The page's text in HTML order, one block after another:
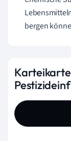
bergen